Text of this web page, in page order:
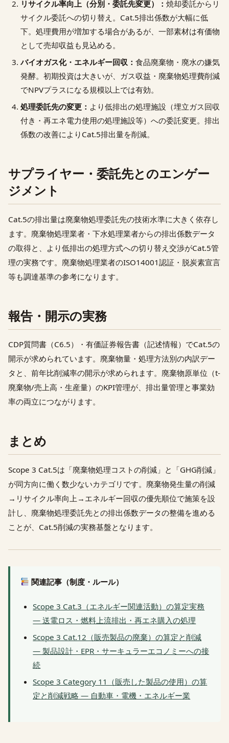
リサイクル率向上（分別・委託先変更）：焼却委託からリ
サイクル委託への切り替え。Cat.5排出係数が大幅に低
下。処理費用が増加する場合があるが、一部素材は有価物
として売却収益も見込める。
バイオガス化・エネルギー回収：食品廃棄物・廃水の嫌気
発酵。初期投資は大きいが、ガス収益・廃棄物処理費削減
でNPVプラスになる規模以上では有効。
処理委託先の変更： より低排出の処理施設（埋立ガス回収
付き・再エネ電力使用の処理施設等）への委託変更。排出
係数の改善によりCat.5排出量を削減。
サプライヤー・委託先とのエンゲー
ジメント
Cat.5の排出量は廃棄物処理委託先の技術水準に大きく依存し
ます。廃棄物処理業者・下水処理業者からの排出係数データ
の取得と、より低排出の処理方式への切り替え交渉がCat.5管
理の実務です。廃棄物処理業者のISO14001認証・脱炭素宣言
等も調達基準の参考になります。
報告・開示の実務
CDP質問書（C6.5）・有価証券報告書（記述情報）でCat.5の
開示が求められています。廃棄物量・処理方法別の内訳デー
タと、前年比削減率の開示が求められます。廃棄物原単位（t-
廃棄物/売上高・生産量）のKPI管理が、排出量管理と事業効
率の両立につながります。
まとめ
Scope 3 Cat.5は「廃棄物処理コストの削減」と「GHG削減」
が同方向に働く数少ないカテゴリです。廃棄物発生量の削減
→リサイクル率向上→エネルギー回収の優先順位で施策を設
計し、廃棄物処理委託先との排出係数データの整備を進める
ことが、Cat.5削減の実務基盤となります。
関連記事（制度・ルール）
Scope 3 Cat.3（エネルギー関連活動）の算定実務
— 送電ロス・燃料上流排出・再エネ購入の処理
Scope 3 Cat.12（販売製品の廃棄）の算定と削減
— 製品設計・EPR・サーキュラーエコノミーへの接
続
Scope 3 Category 11（販売した製品の使用）の算
定と削減戦略 — 自動車・電機・エネルギー業